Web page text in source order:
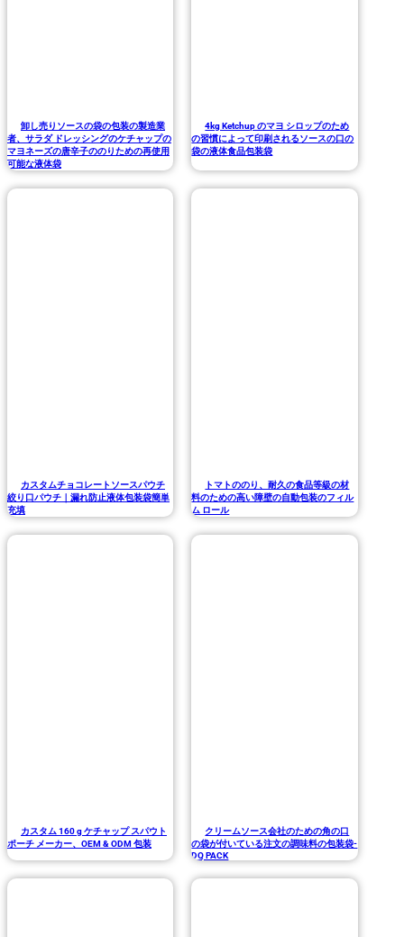
卸し売りソースの袋の包装の製造業
者、サラダ ドレッシングのケチャップの
マヨネーズの唐辛子ののりための再使用
可能な液体袋
4kg Ketchup のマヨ シロップのため
の習慣によって印刷されるソースの口の
袋の液体食品包装袋
カスタムチョコレートソースパウチ
絞り口パウチ｜漏れ防止液体包装袋簡単
充填
トマトののり、耐久の食品等級の材
料のための高い障壁の自動包装のフィル
ム ロール
カスタム 160 g ケチャップ スパウト
ポーチ メーカー、OEM & ODM 包装
クリームソース会社のための角の口
の袋が付いている注文の調味料の包装袋-
DQ PACK